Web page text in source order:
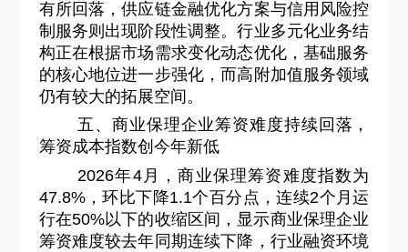
有所回落，供应链金融优化方案与信用风险控
制服务则出现阶段性调整。行业多元化业务结
构正在根据市场需求变化动态优化，基础服务
的核心地位进一步强化，而高附加值服务领域
仍有较大的拓展空间。
五、商业保理企业筹资难度持续回落，
筹资成本指数创今年新低
2026年4月，商业保理筹资难度指数为
47.8%，环比下降1.1个百分点，连续2个月运
行在50%以下的收缩区间，显示商业保理企业
筹资难度较去年同期连续下降，行业融资环境